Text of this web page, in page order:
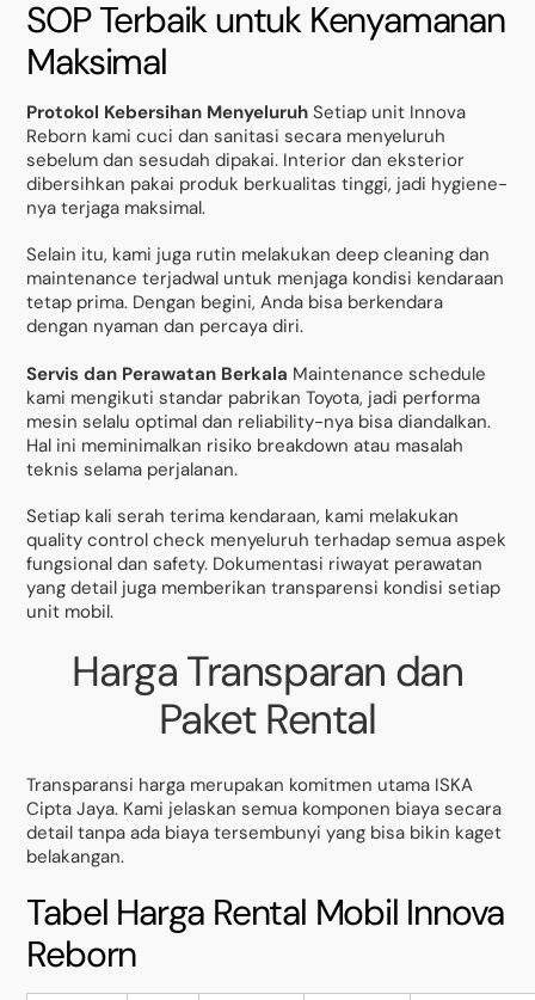
SOP Terbaik untuk Kenyamanan
Maksimal
Protokol Kebersihan Menyeluruh Setiap unit Innova
Reborn kami cuci dan sanitasi secara menyeluruh
sebelum dan sesudah dipakai. Interior dan eksterior
dibersihkan pakai produk berkualitas tinggi, jadi hygiene-
nya terjaga maksimal.
Selain itu, kami juga rutin melakukan deep cleaning dan
maintenance terjadwal untuk menjaga kondisi kendaraan
tetap prima. Dengan begini, Anda bisa berkendara
dengan nyaman dan percaya diri.
Servis dan Perawatan Berkala Maintenance schedule
kami mengikuti standar pabrikan Toyota, jadi performa
mesin selalu optimal dan reliability-nya bisa diandalkan.
Hal ini meminimalkan risiko breakdown atau masalah
teknis selama perjalanan.
Setiap kali serah terima kendaraan, kami melakukan
quality control check menyeluruh terhadap semua aspek
fungsional dan safety. Dokumentasi riwayat perawatan
yang detail juga memberikan transparensi kondisi setiap
unit mobil.
Harga Transparan dan
Paket Rental
Transparansi harga merupakan komitmen utama ISKA
Cipta Jaya. Kami jelaskan semua komponen biaya secara
detail tanpa ada biaya tersembunyi yang bisa bikin kaget
belakangan.
Tabel Harga Rental Mobil Innova
Reborn